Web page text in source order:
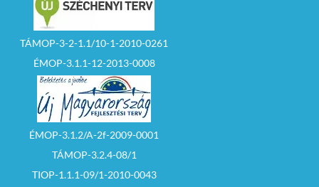
TÁMOP-3-2-1.1/10-1-2010-0261
ÉMOP-3.1.1-12-2013-0008
ÉMOP-3.1.2/A-2f-2009-0001
TÁMOP-3.2.4-08/1
TIOP-1.1.1-09/1-2010-0043